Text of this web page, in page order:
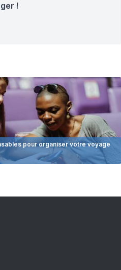
!
pour organiser votre voyage